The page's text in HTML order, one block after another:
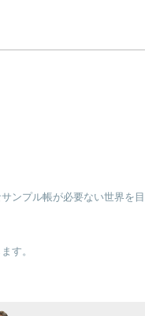
ンプル帳が必要ない世界を
す。